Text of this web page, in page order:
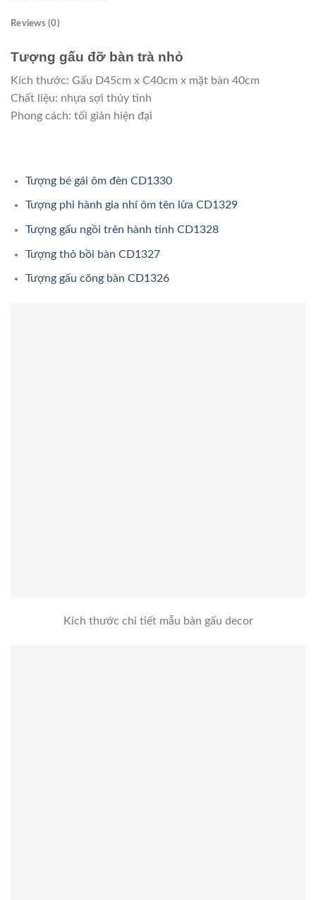
Reviews (0)
Tượng gấu đỡ bàn trà nhỏ
Kích thước: Gấu D45cm x C40cm x mặt bàn 40cm
Chất liệu: nhựa sợi thủy tinh
Phong cách: tối giản hiện đại
Tượng bé gái ôm đèn CD1330
Tượng phi hành gia nhí ôm tên lửa CD1329
Tượng gấu ngồi trên hành tinh CD1328
Tượng thỏ bồi bàn CD1327
Tượng gấu cõng bàn CD1326
Kích thước chi tiết mẫu bàn gấu decor